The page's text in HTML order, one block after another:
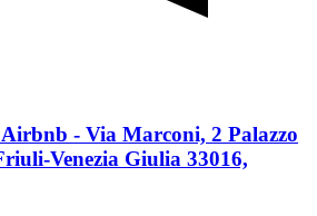
- Via Marconi, 2 Palazzo
Venezia Giulia 33016,